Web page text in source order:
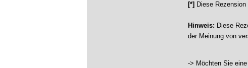
[*] Diese Rezension
Hinweis: Diese
der Meinung von
-> Möchten Sie